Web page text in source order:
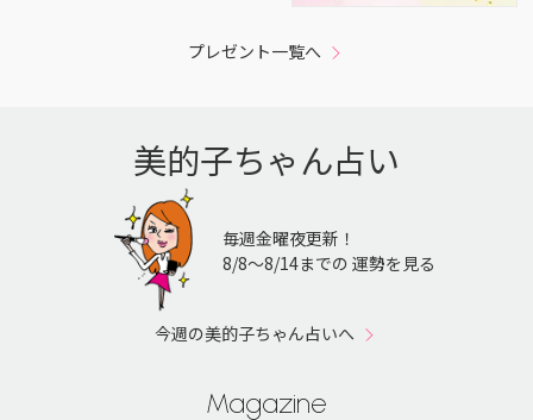
プレゼント一覧へ
美的子ちゃん占い
毎週金曜夜更新！
8/8〜8/14までの 運勢を見る
今週の美的子ちゃん占いへ
Magazine